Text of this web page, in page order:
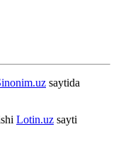
saytida
Lotin.uz sayti